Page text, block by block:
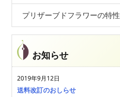
プリザーブドフラワーの特性
お知らせ
2019年9月12日
送料改訂のおしらせ